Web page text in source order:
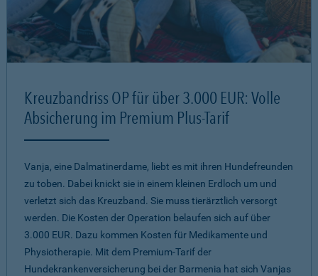
Kreuzbandriss OP für über 3.000 EUR: Volle
Absicherung im Premium Plus-Tarif
Vanja, eine Dalmatinerdame, liebt es mit ihren Hundefreunden
zu toben. Dabei knickt sie in einem kleinen Erdloch um und
verletzt sich das Kreuzband. Sie muss tierärztlich versorgt
werden. Die Kosten der Operation belaufen sich auf über
3.000 EUR. Dazu kommen Kosten für Medikamente und
Physiotherapie. Mit dem Premium-Tarif der
Hundekrankenversicherung bei der Barmenia hat sich Vanjas